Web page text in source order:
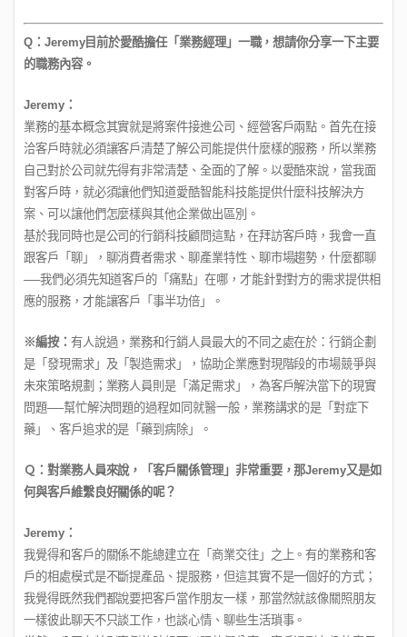
Q： Jeremy目前於愛酷擔任「業務經理」一職，想請你分享一下主要
的職務內容。
Jeremy：
業務的基本概念其實就是將案件接進公司、經營客戶兩點。首先在接
洽客戶時就必須讓客戶清楚了解公司能提供什麼樣的服務，所以業務
自己對於公司就先得有非常清楚、全面的了解。以愛酷來說，當我面
對客戶時，就必須讓他們知道愛酷智能科技能提供什麼科技解決方
案、可以讓他們怎麼樣與其他企業做出區別。
基於我同時也是公司的行銷科技顧問這點，在拜訪客戶時，我會一直
跟客戶「聊」，聊消費者需求、聊產業特性、聊市場趨勢，什麼都聊
──我們必須先知道客戶的「痛點」在哪，才能針對對方的需求提供相
應的服務，才能讓客戶「事半功倍」。
※編按： 有人說過，業務和行銷人員最大的不同之處在於：行銷企劃
是「發現需求」及「製造需求」，協助企業應對現階段的市場競爭與
未來策略規劃；業務人員則是「滿足需求」，為客戶解決當下的現實
問題──幫忙解決問題的過程如同就醫一般，業務講求的是「對症下
藥」、客戶追求的是「藥到病除」。
Ｑ：對業務人員來說，「客戶關係管理」非常重要，那Jeremy又是如
何與客戶維繫良好關係的呢？
Jeremy：
我覺得和客戶的關係不能總建立在「商業交往」之上。有的業務和客
戶的相處模式是不斷提產品、提服務，但這其實不是一個好的方式；
我覺得既然我們都說要把客戶當作朋友一樣，那當然就該像關照朋友
一樣彼此聊天不只談工作，也談心情、聊些生活瑣事。